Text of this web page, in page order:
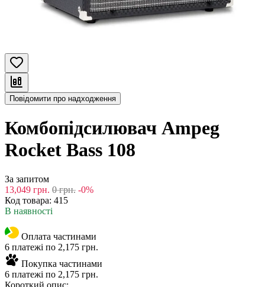
Повідомити про надходження
Комбопідсилювач Ampeg
Rocket Bass 108
За запитом
13,049 грн. 0 грн. -0%
Код товара: 415
В наявності
Оплата частинами
6 платежі по 2,175 грн.
Покупка частинами
6 платежі по 2,175 грн.
Короткий опис: